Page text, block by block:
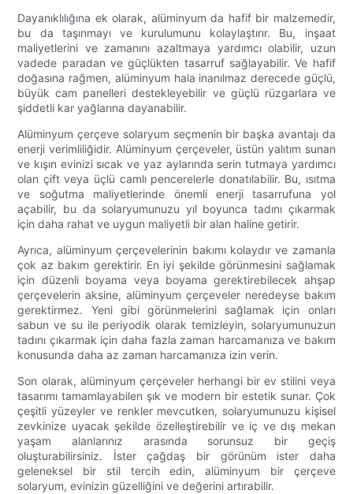
Dayanıklılığına ek olarak, alüminyum da hafif bir malzemedir,
bu da taşınmayı ve kurulumunu kolaylaştırır. Bu, inşaat
maliyetlerini ve zamanını azaltmaya yardımcı olabilir, uzun
vadede paradan ve güçlükten tasarruf sağlayabilir. Ve hafif
doğasına rağmen, alüminyum hala inanılmaz derecede güçlü,
büyük cam panelleri destekleyebilir ve güçlü rüzgarlara ve
şiddetli kar yağlarına dayanabilir.
Alüminyum çerçeve solaryum seçmenin bir başka avantajı da
enerji verimliliğidir. Alüminyum çerçeveler, üstün yalıtım sunan
ve kışın evinizi sıcak ve yaz aylarında serin tutmaya yardımcı
olan çift veya üçlü camlı pencerelerle donatılabilir. Bu, ısıtma
ve soğutma maliyetlerinde önemli enerji tasarrufuna yol
açabilir, bu da solaryumunuzu yıl boyunca tadını çıkarmak
için daha rahat ve uygun maliyetli bir alan haline getirir.
Ayrıca, alüminyum çerçevelerinin bakımı kolaydır ve zamanla
çok az bakım gerektirir. En iyi şekilde görünmesini sağlamak
için düzenli boyama veya boyama gerektirebilecek ahşap
çerçevelerin aksine, alüminyum çerçeveler neredeyse bakım
gerektirmez. Yeni gibi görünmelerini sağlamak için onları
sabun ve su ile periyodik olarak temizleyin, solaryumunuzun
tadını çıkarmak için daha fazla zaman harcamanıza ve bakım
konusunda daha az zaman harcamanıza izin verin.
Son olarak, alüminyum çerçeveler herhangi bir ev stilini veya
tasarımı tamamlayabilen şık ve modern bir estetik sunar. Çok
çeşitli yüzeyler ve renkler mevcutken, solaryumunuzu kişisel
zevkinize uyacak şekilde özelleştirebilir ve iç ve dış mekan
yaşam alanlarınız arasında sorunsuz bir geçiş
oluşturabilirsiniz. İster çağdaş bir görünüm ister daha
geleneksel bir stil tercih edin, alüminyum bir çerçeve
solaryum, evinizin güzelliğini ve değerini artırabilir.